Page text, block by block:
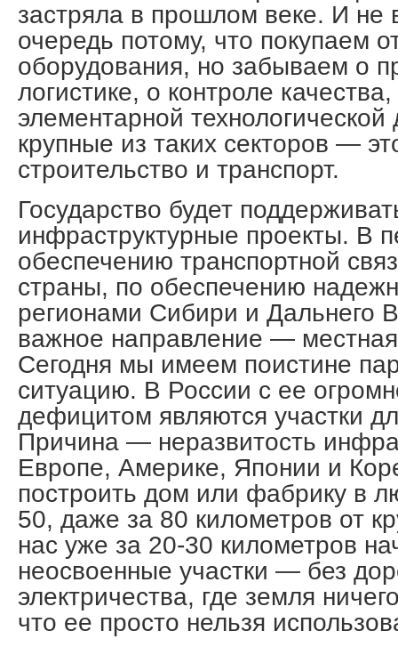
застряла в прошлом веке. И не
очередь потому, что покупаем
оборудования, но забываем о
логистике, о контроле
элементарной
крупные из таких секторов —
строительство и транспорт.
Государство будет
инфраструктурные проекты. В
обеспечению транспортной
страны, по обеспечению
регионами Сибири и Дальнего
важное направление —
Сегодня мы имеем поистине
ситуацию. В России с ее
дефицитом являются участки
Причина — неразвитость
Европе, Америке, Японии и
построить дом или фабрику в
50, даже за 80 километров от
нас уже за 20-30 километров
неосвоенные участки — без
электричества, где земля
что ее просто нельзя